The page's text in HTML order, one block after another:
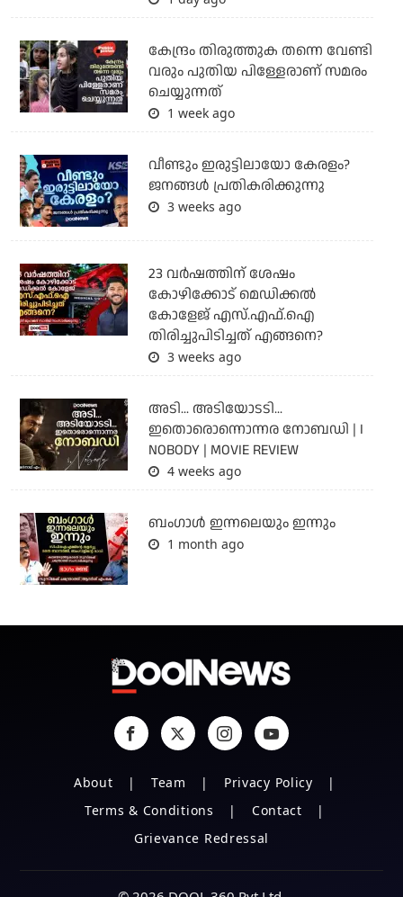
കേന്ദ്രം തിരുത്തുക തന്നെ വേണ്ടി
വരും പുതിയ പിള്ളേരാണ് സമരം
ചെയ്യുന്നത്
1 week ago
വീണ്ടും ഇരുട്ടിലായോ കേരളം?
ജനങ്ങൾ പ്രതികരിക്കുന്നു
3 weeks ago
23 വർഷത്തിന് ശേഷം
കോഴിക്കോട് മെഡിക്കൽ
കോളേജ് എസ്.എഫ്.ഐ
തിരിച്ചുപിടിച്ചത് എങ്ങനെ?
3 weeks ago
അടി... അടിയോടടി...
ഇതൊരൊന്നൊന്നര നോബഡി | I
NOBODY | MOVIE REVIEW
4 weeks ago
ബംഗാള്‍ ഇന്നലെയും ഇന്നും
1 month ago
About Team
Privacy Policy
Terms & Conditions
Contact
Grievance Redressal